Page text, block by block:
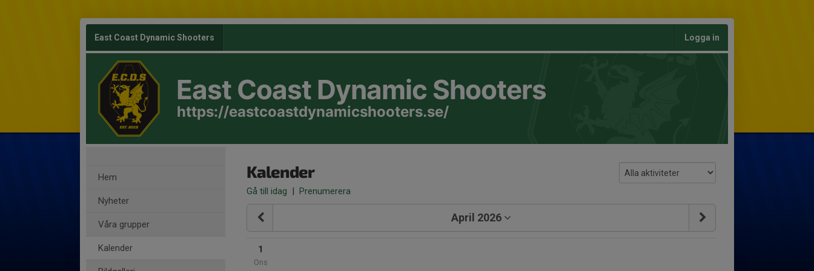
East Coast Dynamic Shooters Logga in
East Coast Dynamic Shooters
https://eastcoastdynamicshooters.se/
Hem
Nyheter
Våra grupper
Kalender
Kalender
Gå till idag | Prenumerera
April 2026
1
Ons